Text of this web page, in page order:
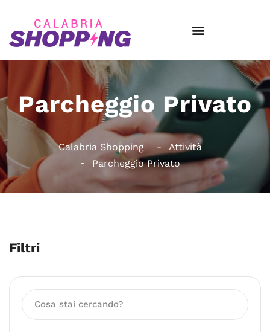
Parcheggio Privato
Calabria Shopping
Attività
Parcheggio Privato
Filtri